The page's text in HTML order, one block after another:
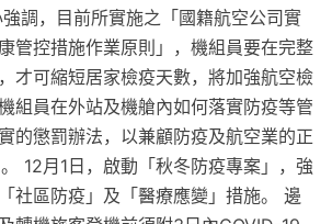
調，目前所實施之「國籍航空公司實
管控措施作業原則」，機組員要在完整
才可縮短居家檢疫天數，將加強航空檢
組員在外站及機艙內如何落實防疫等管
的懲罰辦法，以兼顧防疫及航空業的正
12月1日，啟動「秋冬防疫專案」，強
社區防疫」及「醫療應變」措施。 邊